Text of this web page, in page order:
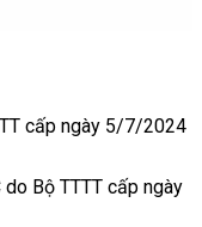
cấp ngày 5/7/2024
Bộ TTTT cấp ngày